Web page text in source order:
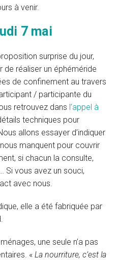
à venir.
7 mai
surprise du jour,
de réaliser un éphéméride
de confinement au travers
/ participante du
retrouvez dans l’appel à
techniques pour
allons essayer d’indiquer
manquent pour couvrir
si chacun la consulte,
Si vous avez un souci,
avec nous.
elle a été fabriquée par
une seule n’a pas
«La nourriture, c’est la